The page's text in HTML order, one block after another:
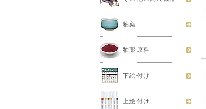
釉薬
釉薬原料
下絵付け
上絵付け